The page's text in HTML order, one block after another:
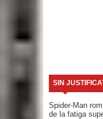
SIN
Spider-Man
de la fatiga